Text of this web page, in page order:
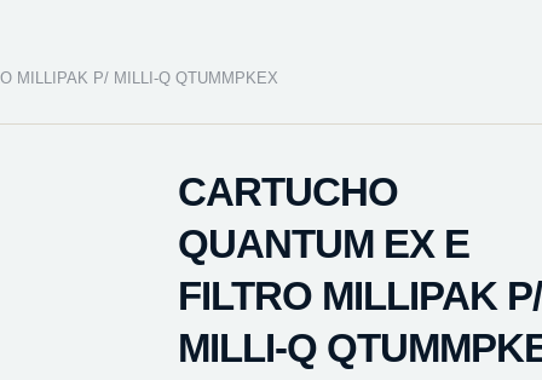
MILLIPAK P/ MILLI-Q QTUMMPKEX
CARTUCHO
QUANTUM EX E
FILTRO MILLIPAK P/
MILLI-Q